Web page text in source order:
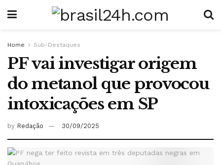
Home Sub-Destaques
PF vai investigar origem
do metanol que provocou
intoxicações em SP
by Redação 30/09/2025